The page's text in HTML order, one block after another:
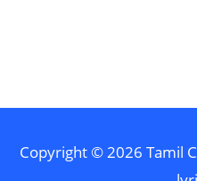
Copyright © 2026 Tamil